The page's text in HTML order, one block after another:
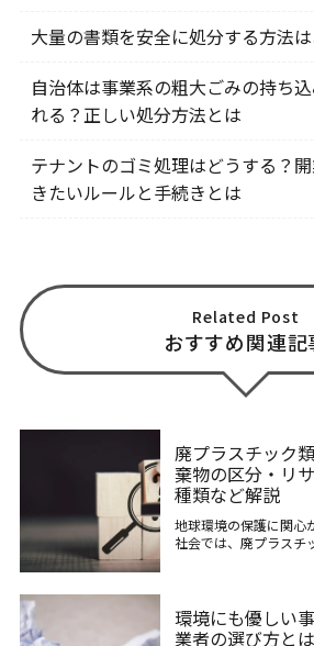
大量の書類を安全に処分する方法は
自治体は事業系の粗大ごみの持ち
れる？正しい処分方法とは
テナントのゴミ処理はどうする？
きたいルールと手続きとは
Related Post
おすすめ関連記
廃プラスチック
棄物の区分・リ
種類など解説
地球環境の保護に関心
社会では、廃プラスチ
環境にも優しい
業者の選び方と